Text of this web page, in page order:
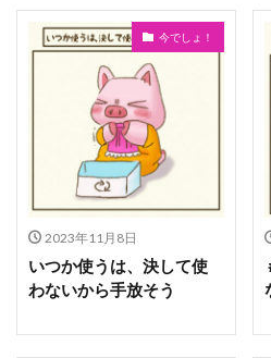
今でしょ！
2023年11月8日
いつか使うは、決して使
わないから手放そう